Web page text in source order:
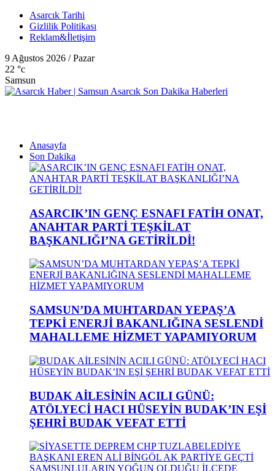
Asarcık Tarihi
Gizlilik Politikası
Reklam&İletişim
9 Ağustos 2026 / Pazar
22 °c
Samsun
Anasayfa
Son Dakika
ASARCIK’IN GENÇ ESNAFI FATİH ONAT,
ANAHTAR PARTİ TEŞKİLAT
BAŞKANLIĞI’NA GETİRİLDİ!
SAMSUN’DA MUHTARDAN YEPAŞ’A
TEPKİ ENERJİ BAKANLIĞINA SESLENDİ
MAHALLEME HİZMET YAPAMIYORUM
BUDAK AİLESİNİN ACILI GÜNÜ:
ATÖLYECİ HACI HÜSEYİN BUDAK’IN EŞİ
ŞEHRİ BUDAK VEFAT ETTİ